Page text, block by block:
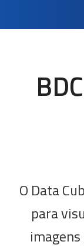
O Data
para